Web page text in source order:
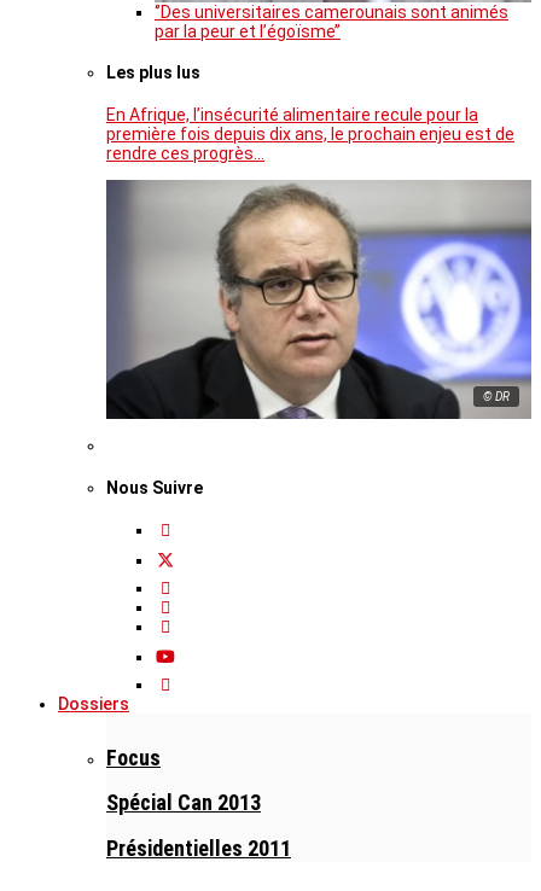
‘’Des universitaires camerounais sont animés
par la peur et l’égoïsme’’
Les plus lus
En Afrique, l’insécurité alimentaire recule pour la
première fois depuis dix ans, le prochain enjeu est de
rendre ces progrès…
© DR
Nous Suivre
Dossiers
Focus
Spécial Can 2013
Présidentielles 2011